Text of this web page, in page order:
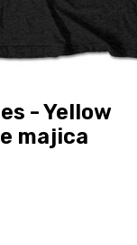
- Yellow
majica